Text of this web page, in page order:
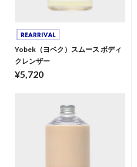
Yobek（ヨベク）スムース ボディ
クレンザー
¥5,720